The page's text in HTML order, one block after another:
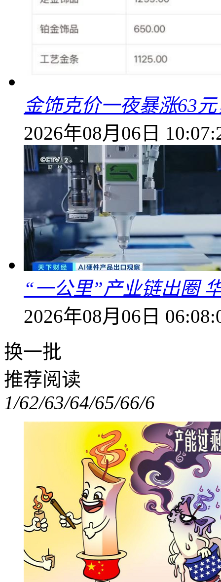
金饰克价一夜暴涨63
2026年08月06日
“一公里”产业链出圈
2026年08月06日
换一批
推荐阅读
1/62/63/64/65/66/6